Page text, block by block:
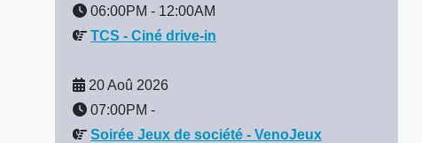
06:00PM - 12:00AM
TCS - Ciné drive-in
20 Aoû 2026
07:00PM -
Soirée Jeux de société - VenoJeux